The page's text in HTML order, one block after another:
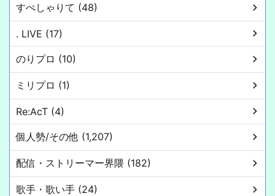
すぺしゃりて (48)
. LIVE (17)
のりプロ (10)
ミリプロ (1)
Re:AcT (4)
個人勢/その他 (1,207)
配信・ストリーマー界隈 (182)
歌手・歌い手 (24)